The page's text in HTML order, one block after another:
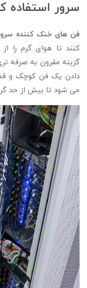
سرور استفاده
فن های خنک کننده
کنند تا هوای گرم را
گزینه مقرون به صرفه
دادن یک فن کوچک و
می شود تا بیش از حد